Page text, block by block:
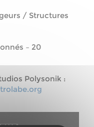
/ Structures
– 20
Polysonik :